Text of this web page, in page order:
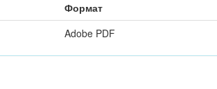
Формат
Adobe PDF